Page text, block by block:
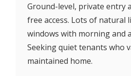
Ground-level, private entry
free access. Lots of natural
windows with morning and
Seeking quiet tenants who
maintained home.